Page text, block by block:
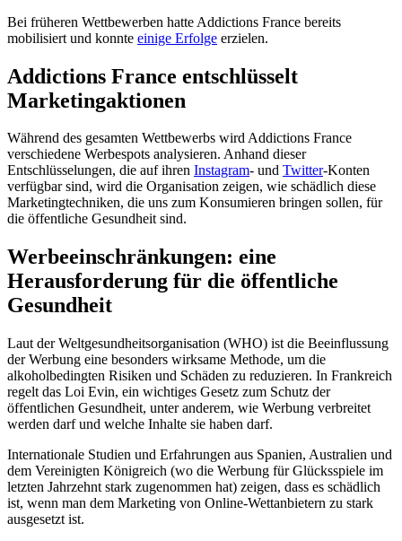
Bei früheren Wettbewerben hatte Addictions France bereits
mobilisiert und konnte einige Erfolge erzielen.
Addictions France entschlüsselt
Marketingaktionen
Während des gesamten Wettbewerbs wird Addictions France
verschiedene Werbespots analysieren. Anhand dieser
Entschlüsselungen, die auf ihren Instagram- und Twitter-Konten
verfügbar sind, wird die Organisation zeigen, wie schädlich diese
Marketingtechniken, die uns zum Konsumieren bringen sollen, für
die öffentliche Gesundheit sind.
Werbeeinschränkungen: eine
Herausforderung für die öffentliche
Gesundheit
Laut der Weltgesundheitsorganisation (WHO) ist die Beeinflussung
der Werbung eine besonders wirksame Methode, um die
alkoholbedingten Risiken und Schäden zu reduzieren. In Frankreich
regelt das Loi Evin, ein wichtiges Gesetz zum Schutz der
öffentlichen Gesundheit, unter anderem, wie Werbung verbreitet
werden darf und welche Inhalte sie haben darf.
Internationale Studien und Erfahrungen aus Spanien, Australien und
dem Vereinigten Königreich (wo die Werbung für Glücksspiele im
letzten Jahrzehnt stark zugenommen hat) zeigen, dass es schädlich
ist, wenn man dem Marketing von Online-Wettanbietern zu stark
ausgesetzt ist.